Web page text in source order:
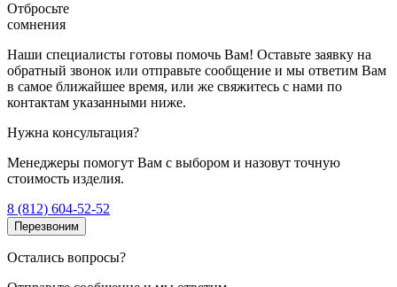
Отбросьте
сомнения
Наши специалисты готовы помочь Вам! Оставьте заявку на
обратный звонок или отправьте сообщение и мы ответим Вам
в самое ближайшее время, или же свяжитесь с нами по
контактам указанными ниже.
Нужна консультация?
Менеджеры помогут Вам с выбором и назовут точную
стоимость изделия.
8 (812) 604-52-52
Перезвоним
Остались вопросы?